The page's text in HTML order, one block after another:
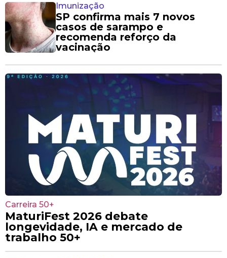
Imunização
SP confirma mais 7 novos
casos de sarampo e
recomenda reforço da
vacinação
Carreira 50+
MaturiFest 2026 debate
longevidade, IA e mercado de
trabalho 50+